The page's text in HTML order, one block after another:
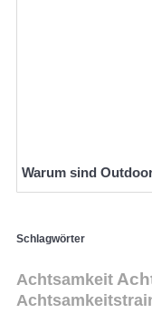
Warum sind
Schlagwörter
Achtsamkeit